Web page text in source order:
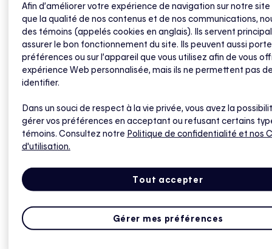
Votre code vous a été envoyé par
courriel. Il est également disponible
dans l’appli Hilo.
Afin d’améliorer votre expérience de navigation sur notre site
que la qualité de nos contenus et de nos communications,
des témoins (appelés cookies en anglais). Ils servent
assurer le bon fonctionnement du site. Ils peuvent aussi
préférences ou sur l’appareil que vous utilisez afin de vous
expérience Web personnalisée, mais ils ne permettent pas
identifier.
Dans un souci de respect à la vie privée, vous avez la
gérer vos préférences en acceptant ou refusant certains
témoins. Consultez notre Politique de confidentialité et nos
d'utilisation.
Tout accepter
Gérer mes préférences